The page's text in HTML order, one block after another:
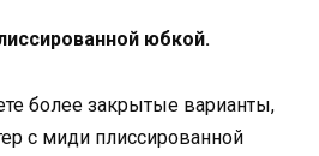
юбкой.
более закрытые варианты,
с миди плиссированной